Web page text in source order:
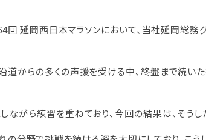
回 延岡西日本マラソンにおいて、当社延岡総
道からの多くの声援を受ける中、終盤まで続
ながら練習を重ねており、今回の結果は、そうし